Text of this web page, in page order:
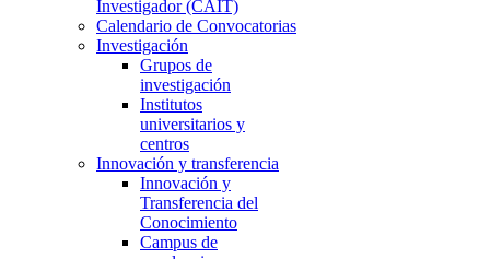
Investigador (CAIT)
Calendario de Convocatorias
Investigación
Grupos de
investigación
Institutos
universitarios y
centros
Innovación y transferencia
Innovación y
Transferencia del
Conocimiento
Campus de